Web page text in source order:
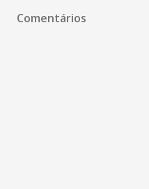
Comentários